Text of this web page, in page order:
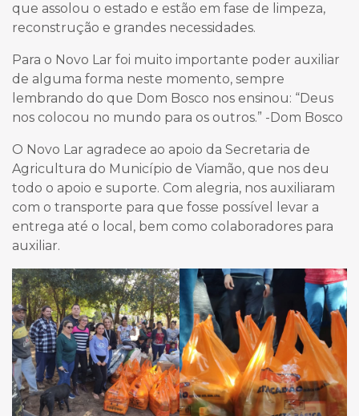
que assolou o estado e estão em fase de limpeza,
reconstrução e grandes necessidades.
Para o Novo Lar foi muito importante poder auxiliar
de alguma forma neste momento, sempre
lembrando do que Dom Bosco nos ensinou: “Deus
nos colocou no mundo para os outros.” -Dom Bosco
O Novo Lar agradece ao apoio da Secretaria de
Agricultura do Município de Viamão, que nos deu
todo o apoio e suporte. Com alegria, nos auxiliaram
com o transporte para que fosse possível levar a
entrega até o local, bem como colaboradores para
auxiliar.